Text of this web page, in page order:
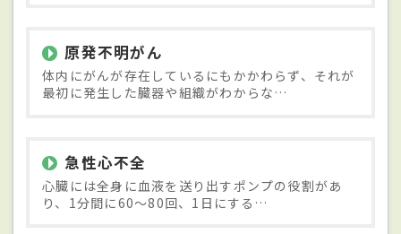
原発不明がん
体内にがんが存在しているにもかかわらず、それが
最初に発生した臓器や組織がわからな…
急性心不全
心臓には全身に血液を送り出すポンプの役割があ
り、1分間に60～80回、1日にする…